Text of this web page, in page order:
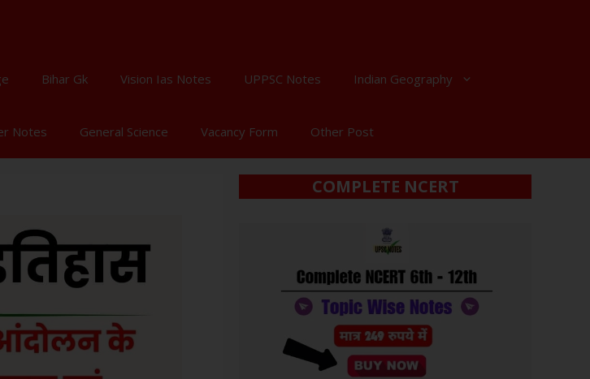
Bihar Gk Vision Ias Notes UPPSC Notes Indian Geography
Notes General Science Vacancy Form Other Post
COMPLETE NCERT